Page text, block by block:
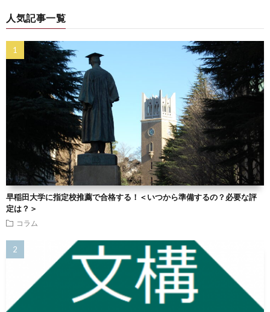
人気記事一覧
早稲田大学に指定校推薦で合格する！＜いつから準備するの？必要な評
定は？＞
コラム